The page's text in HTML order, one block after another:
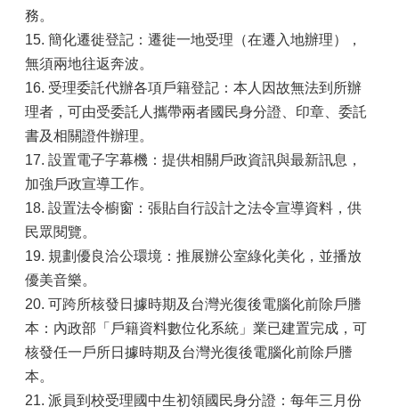
務。
15. 簡化遷徙登記：遷徙一地受理（在遷入地辦理），
無須兩地往返奔波。
16. 受理委託代辦各項戶籍登記：本人因故無法到所辦
理者，可由受委託人攜帶兩者國民身分證、印章、委託
書及相關證件辦理。
17. 設置電子字幕機：提供相關戶政資訊與最新訊息，
加強戶政宣導工作。
18. 設置法令櫥窗：張貼自行設計之法令宣導資料，供
民眾閱覽。
19. 規劃優良洽公環境：推展辦公室綠化美化，並播放
優美音樂。
20. 可跨所核發日據時期及台灣光復後電腦化前除戶謄
本：內政部「戶籍資料數位化系統」業已建置完成，可
核發任一戶所日據時期及台灣光復後電腦化前除戶謄
本。
21. 派員到校受理國中生初領國民身分證：每年三月份